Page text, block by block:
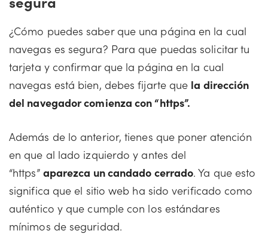
¿Cómo puedes saber que una página en la cual
navegas es segura? Para que puedas solicitar tu
tarjeta y confirmar que la página en la cual
navegas está bien, debes fijarte que la dirección
del navegador comienza con “https”.
Además de lo anterior, tienes que poner atención
en que al lado izquierdo y antes del
“https” aparezca un candado cerrado. Ya que esto
significa que el sitio web ha sido verificado como
auténtico y que cumple con los estándares
mínimos de seguridad.